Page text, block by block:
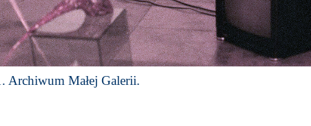
Archiwum Małej Galerii.